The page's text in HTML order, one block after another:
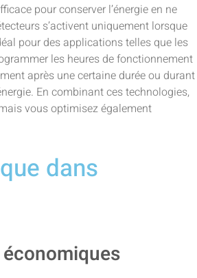
pour conserver l’énergie en ne
s’activent uniquement lorsque
pour des applications telles que les
les heures de fonctionnement
après une certaine durée ou durant
En combinant ces technologies,
vous optimisez également
dans